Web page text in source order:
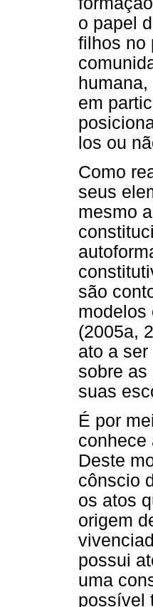
o papel
filhos no
em
los ou
Como
seus
mesmo
são
modelos
(2005a,
ato a
sobre
suas
É por
conhece
Deste
cônscio
os atos
origem
possui
uma
possível